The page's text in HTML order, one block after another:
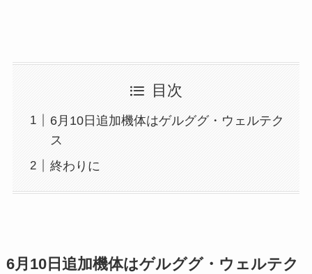
目次
6月10日追加機体はゲルググ・ウェルテク
ス
終わりに
6月10日追加機体はゲルググ・ウェルテク